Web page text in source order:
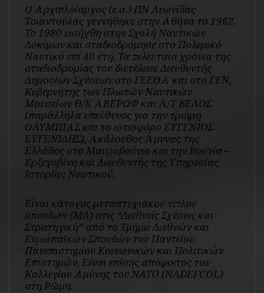
Ο Αρχιπλοίαρχος (ε.α.) ΠΝ Λεωνίδας
Τσιαντούλας γεννήθηκε στην Αθήνα το 1962.
Το 1980 εισήχθη στην Σχολή Ναυτικών
Δοκίμων και σταδιοδρόμησε στο Πολεμικό
Ναυτικό επί 40 έτη. Τα τελευταία χρόνια της
σταδιοδρομίας του διετέλεσε Διευθυντής
Δημοσίων Σχέσεων στο ΓΕΕΘΑ και στο ΓΕΝ,
Κυβερνήτης των Πλωτών Ναυτικών
Μουσείων Θ/Κ ΑΒΕΡΩΦ και Α/Τ ΒΕΛΟΣ
(παράλληλα υπεύθυνος για την τριήρη
ΟΛΥΜΠΙΑΣ και το ιστιοφόρο ΕΥΓΕΝΙΟΣ
ΕΥΓΕΝΙΔΗΣ), Ακόλουθος Άμυνας της
Ελλάδος στο Μαυροβούνιο και την Βοσνία –
Ερζεγοβίνη και Διευθυντής της Υπηρεσίας
Ιστορίας Ναυτικού.
Είναι κάτοχος μεταπτυχιακού τίτλου
σπουδών (MA) στις “Διεθνείς Σχέσεις και
Στρατηγική” από το Τμήμα Διεθνών και
Ευρωπαϊκών Σπουδών του Παντείου
Πανεπιστημίου Κοινωνικών και Πολιτικών
Επιστημών. Είναι επίσης απόφοιτος του
Κολλεγίου Αμύνης του NATO (NADEFCOL)
στη Ρώμη.